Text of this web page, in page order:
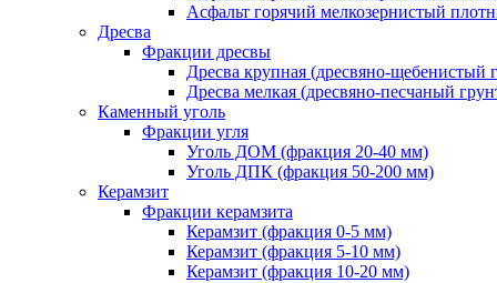
Асфальт горячий мелкозернистый
Дресва
Фракции дресвы
Дресва крупная (дресвяно-щебенистый
Дресва мелкая (дресвяно-песчаный
Каменный уголь
Фракции угля
Уголь ДОМ (фракция 20-40 мм)
Уголь ДПК (фракция 50-200 мм)
Керамзит
Фракции керамзита
Керамзит (фракция 0-5 мм)
Керамзит (фракция 5-10 мм)
Керамзит (фракция 10-20 мм)